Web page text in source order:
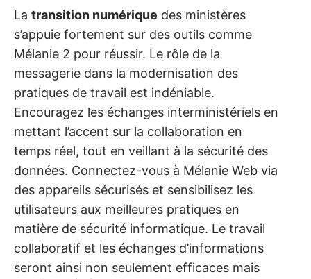
La transition numérique des ministères
s’appuie fortement sur des outils comme
Mélanie 2 pour réussir. Le rôle de la
messagerie dans la modernisation des
pratiques de travail est indéniable.
Encouragez les échanges interministériels en
mettant l’accent sur la collaboration en
temps réel, tout en veillant à la sécurité des
données. Connectez-vous à Mélanie Web via
des appareils sécurisés et sensibilisez les
utilisateurs aux meilleures pratiques en
matière de sécurité informatique. Le travail
collaboratif et les échanges d’informations
seront ainsi non seulement efficaces mais